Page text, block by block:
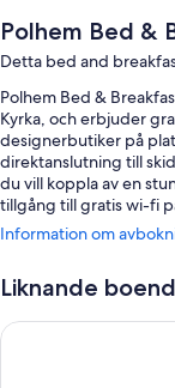
Polhem Bed &
Detta bed and
Polhem Bed &
Kyrka, och erbjuder
designerbutiker på
direktanslutning till
du vill koppla av en
tillgång till gratis wi-fi
Du kan även se fram
Gratis vanlig
Kaffe/te i lobbyn,
Information om
Liknande
Quality Hotel Grand